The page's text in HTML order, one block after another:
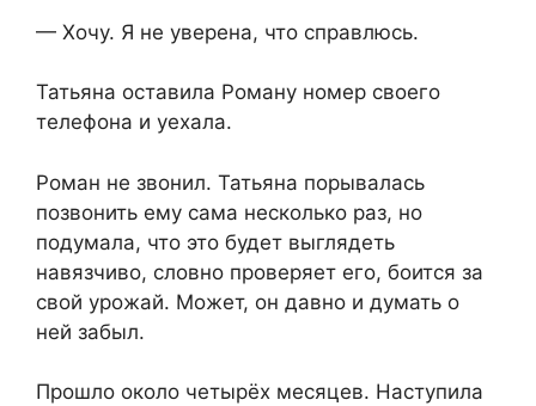
— Хочу. Я не уверена, что справлюсь.
Татьяна оставила Роману номер своего
телефона и уехала.
Роман не звонил. Татьяна порывалась
позвонить ему сама несколько раз, но
подумала, что это будет выглядеть
навязчиво, словно проверяет его, боится за
свой урожай. Может, он давно и думать о
ней забыл.
Прошло около четырёх месяцев. Наступила